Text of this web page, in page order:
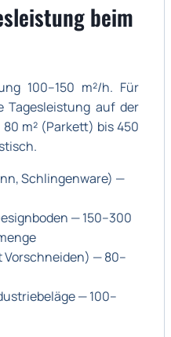
beim
100–150 m²/h. Für
Tagesleistung auf der
m² (Parkett) bis 450
Schlingenware) —
— 150–300
— 80–
— 100–